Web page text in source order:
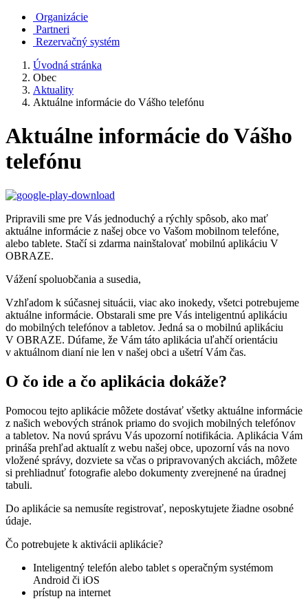
Organizácie
Partneri
Rezervačný systém
Úvodná stránka
Obec
Aktuality
Aktuálne informácie do Vášho telefónu
Aktuálne informácie do Vášho
telefónu
Pripravili sme pre Vás jednoduchý a rýchly spôsob, ako mať
aktuálne informácie z našej obce vo Vašom mobilnom telefóne,
alebo tablete. Stačí si zdarma nainštalovať mobilnú aplikáciu V
OBRAZE.
Vážení spoluobčania a susedia,
Vzhľadom k súčasnej situácii, viac ako inokedy, všetci potrebujeme
aktuálne informácie. Obstarali sme pre Vás inteligentnú aplikáciu
do mobilných telefónov a tabletov. Jedná sa o mobilnú aplikáciu
V OBRAZE. Dúfame, že Vám táto aplikácia uľahčí orientáciu
v aktuálnom dianí nie len v našej obci a ušetrí Vám čas.
O čo ide a čo aplikácia dokáže?
Pomocou tejto aplikácie môžete dostávať všetky aktuálne informácie
z našich webových stránok priamo do svojich mobilných telefónov
a tabletov. Na novú správu Vás upozorní notifikácia. Aplikácia Vám
prináša prehľad aktualít z webu našej obce, upozorní vás na novo
vložené správy, dozviete sa včas o pripravovaných akciách, môžete
si prehliadnuť fotografie alebo dokumenty zverejnené na úradnej
tabuli.
Do aplikácie sa nemusíte registrovať, neposkytujete žiadne osobné
údaje.
Čo potrebujete k aktivácii aplikácie?
Inteligentný telefón alebo tablet s operačným systémom
Android či iOS
prístup na internet